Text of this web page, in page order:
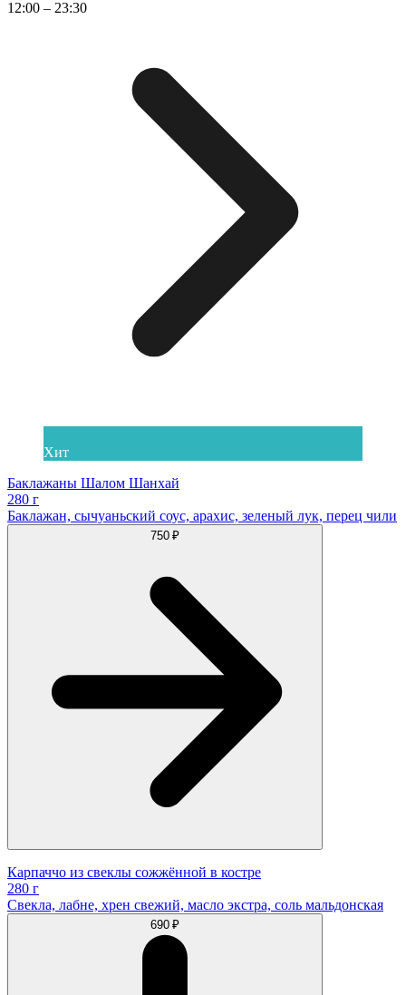
12:00 – 23:30
Хит
Баклажаны Шалом Шанхай
280 г
Баклажан, сычуаньский соус, арахис, зеленый лук, перец чили
750 ₽
Карпаччо из свеклы сожжённой в костре
280 г
Свекла, лабне, хрен свежий, масло экстра, соль мальдонская
690 ₽